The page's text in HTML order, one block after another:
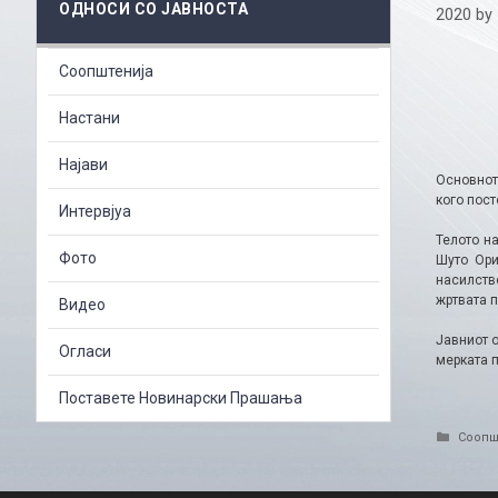
2020 by
кого
Телото
Шуто
жртвата
Јавниот
мерката
ОДНОСИ СО ЈАВНОСТА
Соопштенија
Настани
Најави
Интервјуа
Фото
Видео
Огласи
Поставете Новинарски Прашања